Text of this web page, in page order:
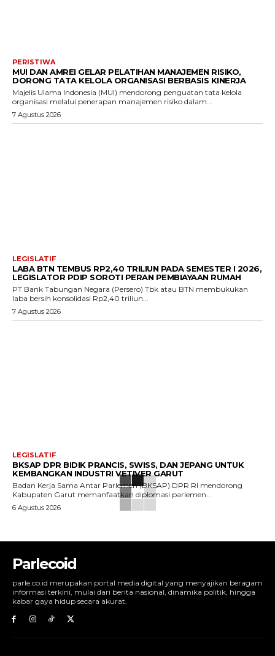
PERISTIWA
MUI DAN AMREI GELAR PELATIHAN MANAJEMEN RISIKO,
DORONG TATA KELOLA ORGANISASI BERBASIS KINERJA
Majelis Ulama Indonesia (MUI) mendorong penguatan tata kelola
organisasi melalui penerapan manajemen risiko dalam...
7 Agustus 2026
LEGISLATIF
LABA BTN TEMBUS RP2,40 TRILIUN PADA SEMESTER I 2026,
LEGISLATOR PDIP SOROTI PERAN PEMBIAYAAN RUMAH
PT Bank Tabungan Negara (Persero) Tbk atau BTN membukukan
laba bersih konsolidasi Rp2,40 triliun...
7 Agustus 2026
LEGISLATIF
BKSAP DPR BIDIK PRANCIS, SWISS, DAN JEPANG UNTUK
KEMBANGKAN INDUSTRI VETIVER GARUT
Badan Kerja Sama Antar Parlemen (BKSAP) DPR RI mendorong
Kabupaten Garut memanfaatkan diplomasi parlemen...
6 Agustus 2026
Parlecoid
parle.co.id merupakan portal media digital yang menyajikan beragam
informasi terkini, mulai dari berita nasional, dinamika politik, hingga
kabar gaya hidup secara akurat.